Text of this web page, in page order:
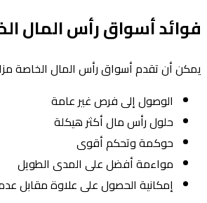
فوائد أسواق رأس المال
يمكن أن تقدم أسواق رأس المال الخاصة
الوصول إلى فرص غير عامة
حلول رأس مال أكثر هيكلة
حوكمة وتحكم أقوى
مواءمة أفضل على المدى الطويل
إمكانية الحصول على علاوة مقابل